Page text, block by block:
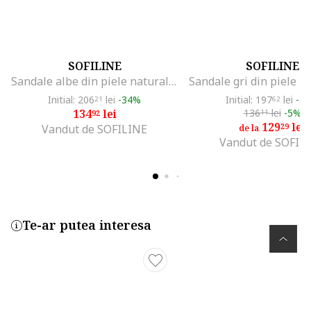
SOFILINE
Sandale albe din piele naturala Ozana M5 8154, Alb
Initial: 20621 lei -34%
13492lei
Vandut de SOFILINE
SOFILINE
Initial: 19762 lei -
13611lei -5%
de la 12929lei
Vandut de
Te-ar putea interesa